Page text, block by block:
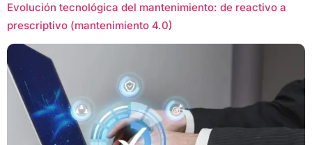
Evolución tecnológica del mantenimiento: de reactivo a
prescriptivo (mantenimiento 4.0)